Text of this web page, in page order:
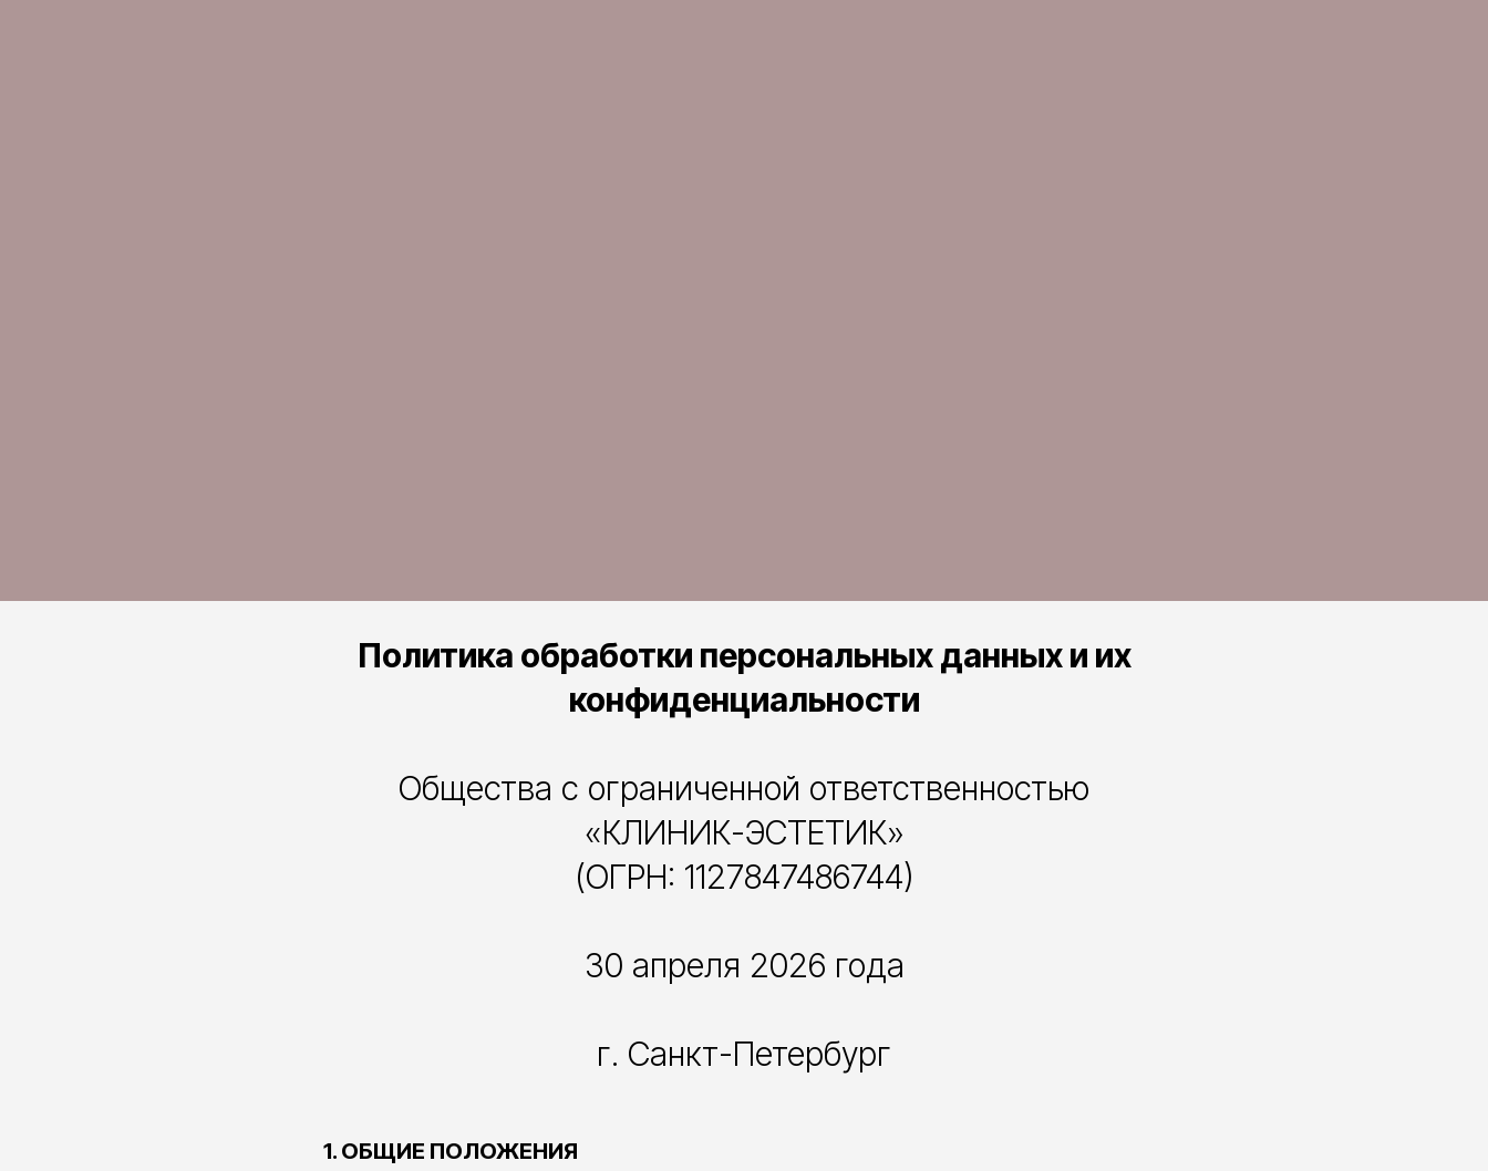
Политика обработки персональных данных и их
конфиденциальности
Общества с ограниченной ответственностью
«КЛИНИК-ЭСТЕТИК»
(ОГРН: 1127847486744)
30 апреля 2026 года
г. Санкт-Петербург
1. ОБЩИЕ ПОЛОЖЕНИЯ